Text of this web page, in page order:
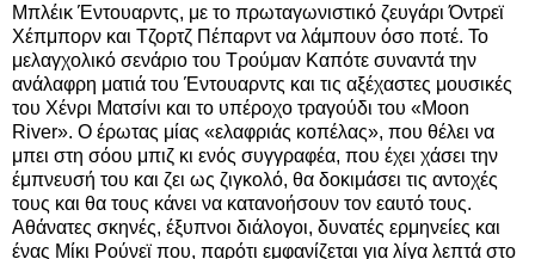
Μπλέικ Έντουαρντς, με το πρωταγωνιστικό ζευγάρι Όντρεϊ
Χέπμπορν και Τζορτζ Πέπαρντ να λάμπουν όσο ποτέ. Το
μελαγχολικό σενάριο του Τρούμαν Καπότε συναντά την
ανάλαφρη ματιά του Έντουαρντς και τις αξέχαστες μουσικές
του Χένρι Ματσίνι και το υπέροχο τραγούδι του «Moon
River». Ο έρωτας μίας «ελαφριάς κοπέλας», που θέλει να
μπει στη σόου μπιζ κι ενός συγγραφέα, που έχει χάσει την
έμπνευσή του και ζει ως ζιγκολό, θα δοκιμάσει τις αντοχές
τους και θα τους κάνει να κατανοήσουν τον εαυτό τους.
Αθάνατες σκηνές, έξυπνοι διάλογοι, δυνατές ερμηνείες και
ένας Μίκι Ρούνεϊ που, παρότι εμφανίζεται για λίγα λεπτά στο